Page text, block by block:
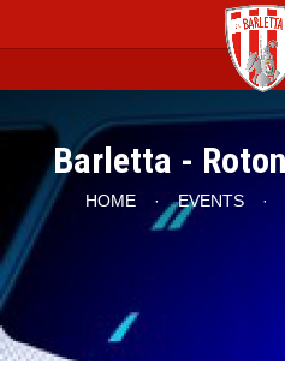
Barletta -
HOME · EVENTS ·